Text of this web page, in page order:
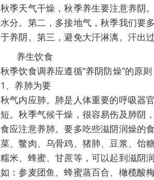
秋季天气干燥，秋季养生要注意养阴
水分。第二，多接地气，秋季我们要
于养阴。第三，避免大汗淋漓。汗出
养生饮食
秋季饮食调养应遵循“养阴防燥”的原
1、养肺为要
秋气内应肺。肺是人体重要的呼吸器
短。秋季气候干燥，很容易伤及肺阴
食应注意养肺。要多吃些滋阴润燥的
菜、鳖肉、乌骨鸡、猪肺、豆浆、饴
糯米、蜂蜜、甘蔗等，可以起到滋阴
如：参麦团鱼、蜂蜜蒸百合、橄榄酸